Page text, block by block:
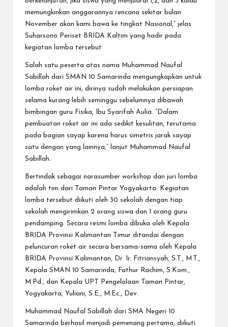
memungkinkan anggarannya rencana sekitar bulan
November akan kami bawa ke tingkat Nasional,” jelas
Suharsono Periset BRIDA Kaltim yang hadir pada
kegiatan lomba tersebut
Salah satu peserta atas nama Muhammad Naufal
Sabillah dari SMAN 10 Samarinda mengungkapkan untuk
lomba roket air ini, dirinya sudah melakukan persiapan
selama kurang lebih seminggu sebelumnya dibawah
bimbingan guru Fisika, Ibu Syarifah Aulia. “Dalam
pembuatan roket air ini ada sedikit kesulitan, terutama
pada bagian sayap karena harus simetris jarak sayap
satu dengan yang lainnya,” lanjut Muhammad Naufal
Sabillah.
Bertindak sebagai narasumber workshop dan juri lomba
adalah tim dari Taman Pintar Yogyakarta. Kegiatan
lomba tersebut diikuti oleh 30 sekolah dengan tiap
sekolah mengirimkan 2 orang siswa dan 1 orang guru
pendamping. Secara resmi lomba dibuka oleh Kepala
BRIDA Provinsi Kalimantan Timur ditandai dengan
peluncuran roket air secara bersama-sama oleh Kepala
BRIDA Provinsi Kalimantan, Dr. Ir. Fitriansyah, S.T., M.T.,
Kepala SMAN 10 Samarinda, Fathur Rachim, S.Kom.,
M.Pd., dan Kepala UPT Pengelolaan Taman Pintar,
Yogyakarta, Yuliani, S.E., M.Ec., Dev.
Muhammad Naufal Sabillah dari SMA Negeri 10
Samarinda berhasil menjadi pemenang pertama, diikuti